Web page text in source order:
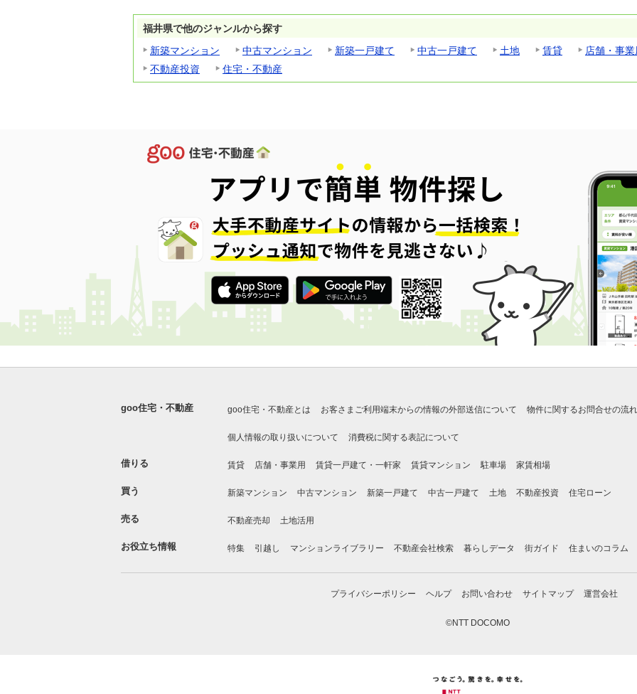
福井県で他のジャンルから探す
新築マンション
中古マンション 新築一戸建て 中古一戸建て 土地 賃貸
店舗・事業
不動産投資
住宅・不動産
goo住宅・不動産 goo住宅・不動産とは お客さまご利用端末からの情報の外部送信について 物件に関するお問合せの流れ
個人情報の取り扱いについて 消費税に関する表記について
借りる 賃貸 店舗・事業用 賃貸一戸建て・一軒家 賃貸マンション 駐車場 家賃相場
買う 新築マンション 中古マンション 新築一戸建て 中古一戸建て 土地 不動産投資 住宅ローン
売る 不動産売却 土地活用
お役立ち情報 特集 引越し マンションライブラリー 不動産会社検索 暮らしデータ 街ガイド 住まいのコラム
プライバシーポリシー ヘルプ お問い合わせ サイトマップ 運営会社
©NTT DOCOMO